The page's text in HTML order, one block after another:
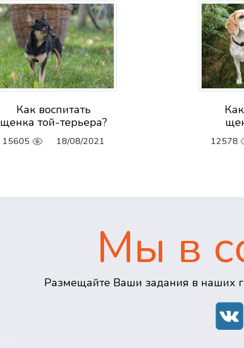
Как воспитать
щенка той-терьера?
15605 18/08/2021 12578
Мы в
Размещайте Ваши задания в наших